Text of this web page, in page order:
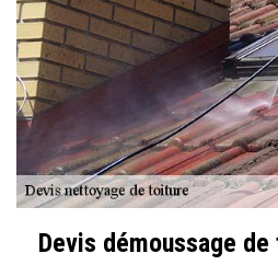
Devis démoussage